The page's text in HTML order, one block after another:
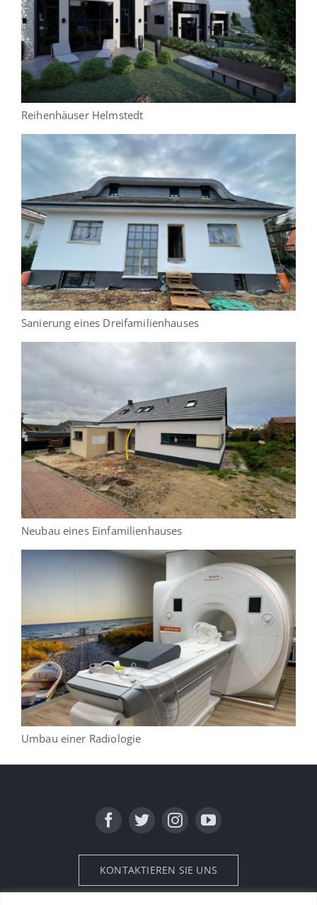
Reihenhäuser Helmstedt
Sanierung eines Dreifamilienhauses
Neubau eines Einfamilienhauses
Umbau einer Radiologie
KONTAKTIEREN SIE UNS